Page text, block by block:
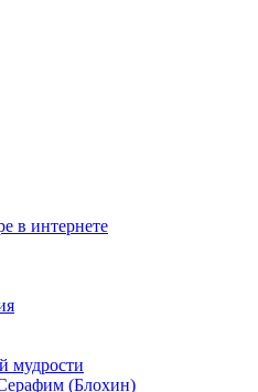
в интернете
мудрости
(Блохин)